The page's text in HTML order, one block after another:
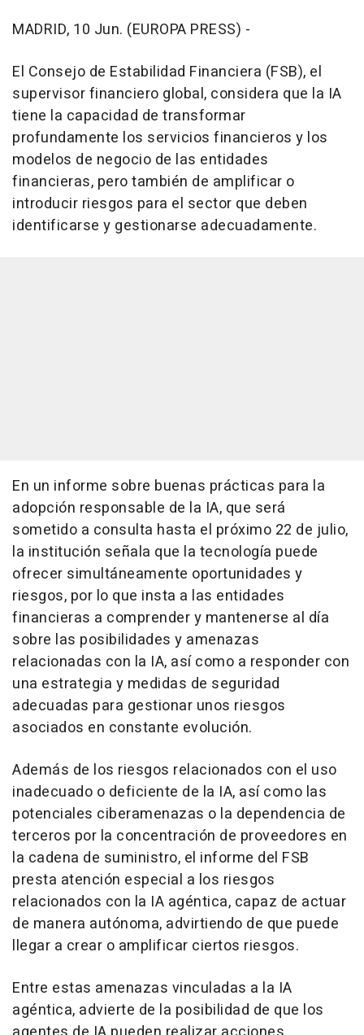
MADRID, 10 Jun. (EUROPA PRESS) -
El Consejo de Estabilidad Financiera (FSB), el
supervisor financiero global, considera que la IA
tiene la capacidad de transformar
profundamente los servicios financieros y los
modelos de negocio de las entidades
financieras, pero también de amplificar o
introducir riesgos para el sector que deben
identificarse y gestionarse adecuadamente.
En un informe sobre buenas prácticas para la
adopción responsable de la IA, que será
sometido a consulta hasta el próximo 22 de julio,
la institución señala que la tecnología puede
ofrecer simultáneamente oportunidades y
riesgos, por lo que insta a las entidades
financieras a comprender y mantenerse al día
sobre las posibilidades y amenazas
relacionadas con la IA, así como a responder con
una estrategia y medidas de seguridad
adecuadas para gestionar unos riesgos
asociados en constante evolución.
Además de los riesgos relacionados con el uso
inadecuado o deficiente de la IA, así como las
potenciales ciberamenazas o la dependencia de
terceros por la concentración de proveedores en
la cadena de suministro, el informe del FSB
presta atención especial a los riesgos
relacionados con la IA agéntica, capaz de actuar
de manera autónoma, advirtiendo de que puede
llegar a crear o amplificar ciertos riesgos.
Entre estas amenazas vinculadas a la IA
agéntica, advierte de la posibilidad de que los